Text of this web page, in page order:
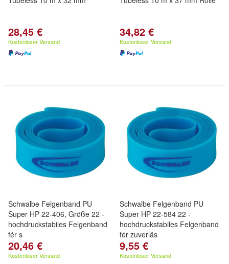
28,45 €
Kostenloser Versand
34,82 €
Kostenloser Versand
Schwalbe Felgenband PU
Super HP 22-406, Größe 22 -
hochdruckstabiles Felgenband
fér s
20,46 €
Kostenloser Versand
Schwalbe Felgenband PU
Super HP 22-584 22 -
hochdruckstabiles Felgenband
fér zuverläs
9,55 €
Kostenloser Versand